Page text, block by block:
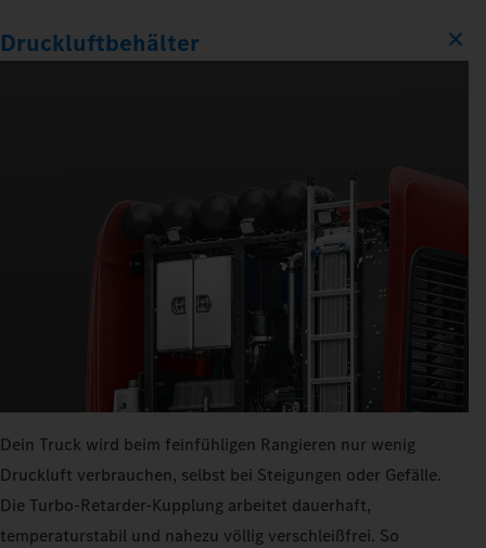
Druckluftbehälter
Dein Truck wird beim feinfühligen Rangieren nur wenig
Druckluft verbrauchen, selbst bei Steigungen oder Gefälle.
Die Turbo-Retarder-Kupplung arbeitet dauerhaft,
temperaturstabil und nahezu völlig verschleißfrei. So